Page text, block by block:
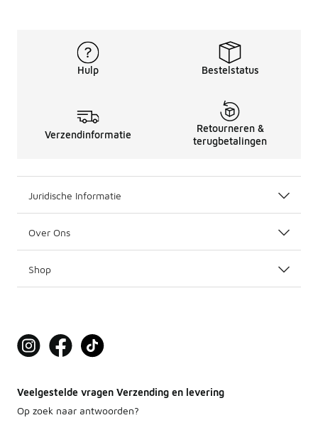
Hulp Bestelstatus
Verzendinformatie
Retourneren &
terugbetalingen
Juridische Informatie
Over Ons
Shop
Veelgestelde vragen Verzending en levering
Op zoek naar antwoorden?